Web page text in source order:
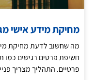
מחיקת מידע אישי
מה שחשוב לדעת מחיקת
חשיפת פרטים רגישים כמו
פרטיים. התהליך מצריך